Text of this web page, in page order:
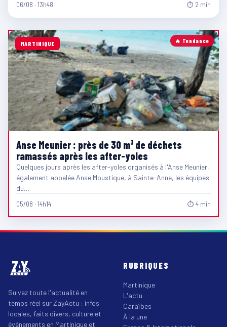
06/08 · 13h48 ⏱ 2 min
🔥 Tendance
MARTINIQUE
Anse Meunier : près de 30 m³ de déchets
ramassés après les after-yoles
Quelques jours après les after-yoles organisés à l'Anse Meunier,
également appelée Anse Moustique, à Sainte-Anne, les équipes
du…
05/08 · 14h14 ⏱ 4 min
Suivez toute l'actualité en
temps réel sur ZayActu : infos
locales, faits divers, culture et
événements en Martinique et
RUBRIQUES
Martinique
L'actu
Caraïbes
À la une